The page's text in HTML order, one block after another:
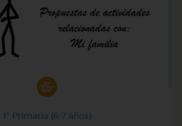
1º Primaria (6-7 años)